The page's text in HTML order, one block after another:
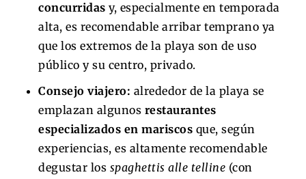
concurridas y, especialmente en temporada
alta, es recomendable arribar temprano ya
que los extremos de la playa son de uso
público y su centro, privado.
Consejo viajero: alrededor de la playa se
emplazan algunos restaurantes
especializados en mariscos que, según
experiencias, es altamente recomendable
degustar los spaghettis alle telline (con